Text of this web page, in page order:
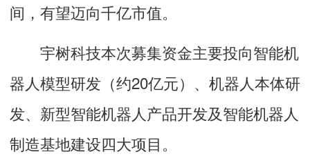
间，有望迈向千亿市值。
宇树科技本次募集资金主要投向智能机
器人模型研发（约20亿元）、机器人本体研
发、新型智能机器人产品开发及智能机器人
制造基地建设四大项目。